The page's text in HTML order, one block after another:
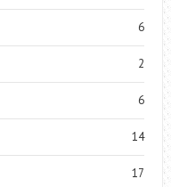
6
2
6
14
17